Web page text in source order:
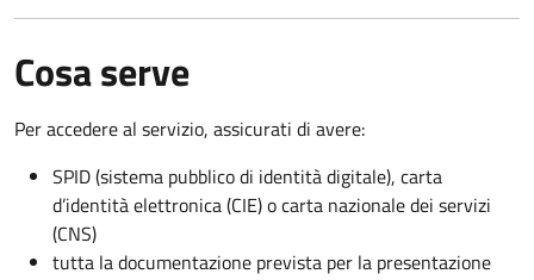
Cosa serve
Per accedere al servizio, assicurati di avere:
SPID (sistema pubblico di identità digitale), carta
d’identità elettronica (CIE) o carta nazionale dei servizi
(CNS)
tutta la documentazione prevista per la presentazione